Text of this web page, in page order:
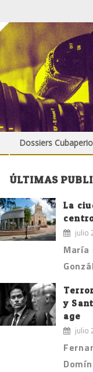
Dossiers
ÚLTIMAS
La
julio
María
y
age
julio